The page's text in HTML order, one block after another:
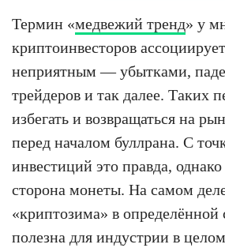
Термин «медвежий тренд» у
криптоинвесторов
неприятным — убытками,
трейдеров и так далее. Таких
избегать и возвращаться на
перед началом буллрана. С
инвестиций это правда, однако
сторона монеты. На самом
«криптозима» в определённой
полезна для индустрии в